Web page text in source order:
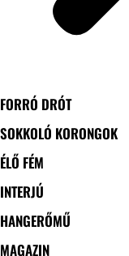
FORRÓ DRÓT
SOKKOLÓ KORONGOK
ÉLŐ FÉM
INTERJÚ
HANGERŐMŰ
MAGAZIN